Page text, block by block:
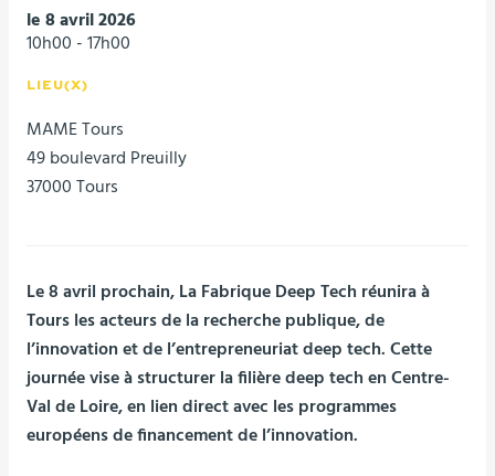
le 8 avril 2026
10h00 - 17h00
LIEU(X)
MAME Tours
49 boulevard Preuilly
37000 Tours
Le 8 avril prochain, La Fabrique Deep Tech réunira à
Tours les acteurs de la recherche publique, de
l’innovation et de l’entrepreneuriat deep tech. Cette
journée vise à structurer la filière deep tech en Centre-
Val de Loire, en lien direct avec les programmes
européens de financement de l’innovation.